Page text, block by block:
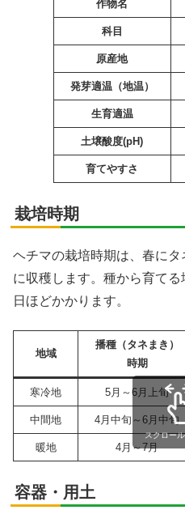
作物名
科目
原産地
発芽適温（地温）
生育適温
土壌酸度(pH)
育てやすさ
栽培時期
ヘチマの栽培時期は、春に
に収穫します。種から育て
日ほどかかります。
地域
播種（タネまき）
時期
寒冷地 5月～6月上旬
中間地 4月中旬～6月中旬
暖地 4月～7月
スクロー
容器・用土